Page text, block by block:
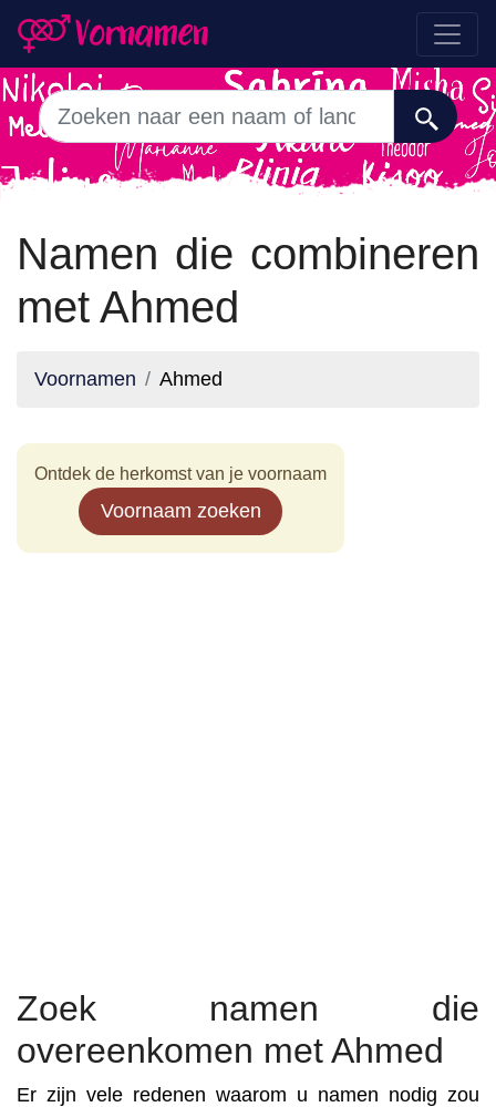
Namen die combineren
met Ahmed
Voornamen Ahmed
Ontdek de herkomst van je voornaam
Voornaam zoeken
Zoek namen die
overeenkomen met Ahmed
Er zijn vele redenen waarom u namen nodig zou